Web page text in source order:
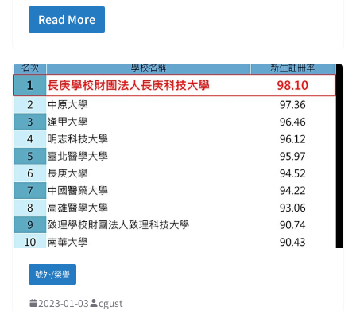
Read More
號外/榮譽
2023-01-03 cgust